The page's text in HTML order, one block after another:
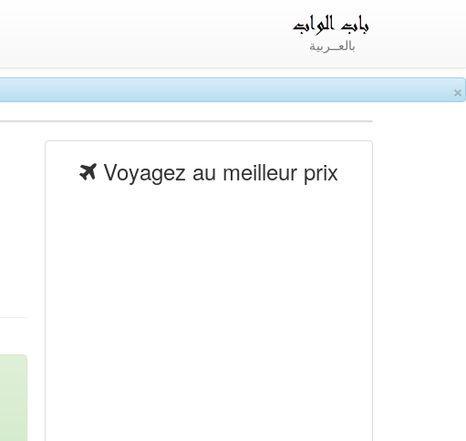
×
بالعــربية
Voyagez au meilleur prix